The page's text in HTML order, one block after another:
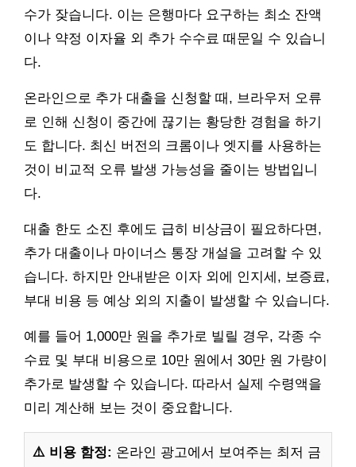
수가 잦습니다. 이는 은행마다 요구하는 최소 잔액
이나 약정 이자율 외 추가 수수료 때문일 수 있습니
다.
온라인으로 추가 대출을 신청할 때, 브라우저 오류
로 인해 신청이 중간에 끊기는 황당한 경험을 하기
도 합니다. 최신 버전의 크롬이나 엣지를 사용하는
것이 비교적 오류 발생 가능성을 줄이는 방법입니
다.
대출 한도 소진 후에도 급히 비상금이 필요하다면,
추가 대출이나 마이너스 통장 개설을 고려할 수 있
습니다. 하지만 안내받은 이자 외에 인지세, 보증료,
부대 비용 등 예상 외의 지출이 발생할 수 있습니다.
예를 들어 1,000만 원을 추가로 빌릴 경우, 각종 수
수료 및 부대 비용으로 10만 원에서 30만 원 가량이
추가로 발생할 수 있습니다. 따라서 실제 수령액을
미리 계산해 보는 것이 중요합니다.
⚠️ 비용 함정: 온라인 광고에서 보여주는 최저 금